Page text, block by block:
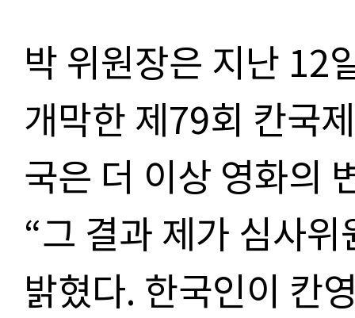
박 위원장은 지난 12
개막한 제79회 칸국
국은 더 이상 영화의
“그 결과 제가 심사
밝혔다. 한국인이 칸